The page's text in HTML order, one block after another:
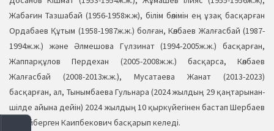
Жабағин Тазшабай (1956-1958ж.ж), білім бөлімін ең ұзақ басқарған
Ордабаев Құтым (1958-1987ж.ж.) болған, Көлбаев Жалғасбай (1987-
1994ж.ж.) және Әлмешова Гүлзинат (1994-2005ж.ж.) басқарған,
Жаппарқұлов Пердехан (2005-2008ж.ж.) басқарса, Көлбаев
Жалғасбай (2008-2013ж.ж.), Мусатаева Жанат (2013-2023)
басқарған, ал, Тынымбаева Гульнара (2024 жылдың 29 қаңтарынан-
шілде айына дейін) 2024 жылдың 10 қыркүйегінен бастап Шербаев
Кудайберген Каипбекович басқарып келеді.